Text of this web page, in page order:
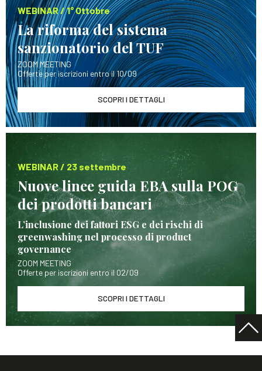
WEBINAR / 1° Ottobre
La riforma del sistema
sanzionatorio del TUF
ZOOM MEETING
Offerte per iscrizioni entro il 10/09
SCOPRI I DETTAGLI
WEBINAR / 23 settembre
Nuove linee guida EBA sulla POG
dei prodotti bancari
L’inclusione dei fattori ESG e dei rischi di
greenwashing nel processo di product
governance
ZOOM MEETING
Offerte per iscrizioni entro il 02/09
SCOPRI I DETTAGLI